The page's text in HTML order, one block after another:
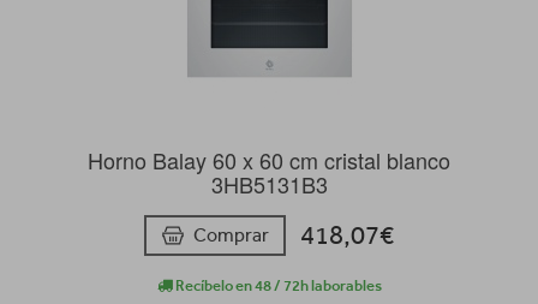
Horno Balay 60 x 60 cm cristal blanco
3HB5131B3
Comprar 418,07€
Recíbelo en 48 / 72h laborables